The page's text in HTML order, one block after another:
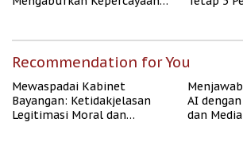
Recommendation for You
Mewaspadai Kabinet
Bayangan: Ketidakjelasan
Legitimasi Moral dan
AI
dan